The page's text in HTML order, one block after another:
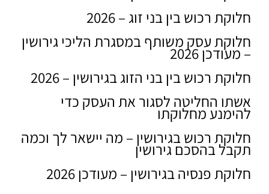
חלוקת רכוש בין בני זוג – 2026
חלוקת עסק משותף במסגרת הליכי גירושין
– מעודכן 2026
חלוקת רכוש בין בני הזוג בגירושין – 2026
אשתו החליטה לסגור את העסק כדי
להימנע מחלוקתו
חלוקת רכוש בגירושין – מה יישאר לך וכמה
תקבל בהסכם גירושין
חלוקת פנסיה בגירושין – מעודכן 2026